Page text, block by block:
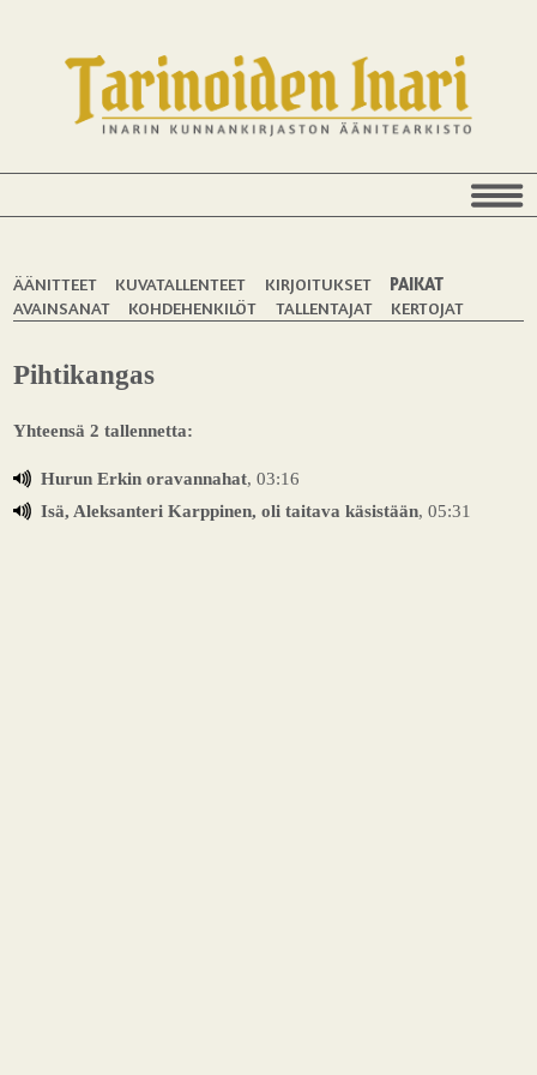
ÄÄNITTEET KUVATALLENTEET KIRJOITUKSET
PAIKAT
AVAINSANAT
KOHDEHENKILÖT TALLENTAJAT KERTOJAT
Pihtikangas
Yhteensä 2 tallennetta:
Hurun Erkin oravannahat, 03:16
Isä, Aleksanteri Karppinen, oli taitava käsistään, 05:31